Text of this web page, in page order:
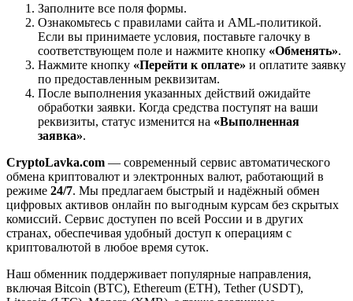
Заполните все поля формы.
Ознакомьтесь с правилами сайта и AML-политикой.
Если вы принимаете условия, поставьте галочку в
соответствующем поле и нажмите кнопку «Обменять».
Нажмите кнопку «Перейти к оплате» и оплатите заявку
по предоставленным реквизитам.
После выполнения указанных действий ожидайте
обработки заявки. Когда средства поступят на ваши
реквизиты, статус изменится на «Выполненная
заявка».
CryptoLavka.com — современный сервис автоматического
обмена криптовалют и электронных валют, работающий в
режиме 24/7. Мы предлагаем быстрый и надёжный обмен
цифровых активов онлайн по выгодным курсам без скрытых
комиссий. Сервис доступен по всей России и в других
странах, обеспечивая удобный доступ к операциям с
криптовалютой в любое время суток.
Наш обменник поддерживает популярные направления,
включая Bitcoin (BTC), Ethereum (ETH), Tether (USDT),